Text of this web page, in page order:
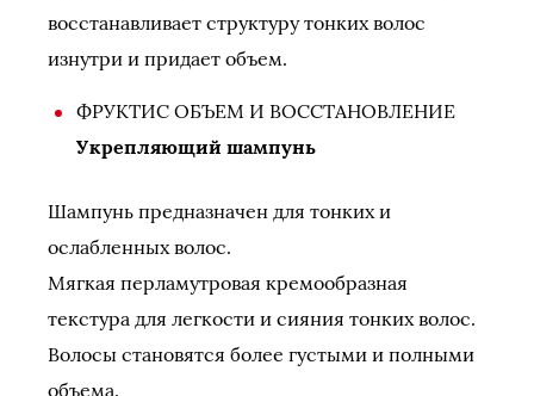
восстанавливает структуру тонких волос
изнутри и придает объем.
ФРУКТИС ОБЪЕМ И ВОССТАНОВЛЕНИЕ
Укрепляющий шампунь
Шампунь предназначен для тонких и
ослабленных волос.
Мягкая перламутровая кремообразная
текстура для легкости и сияния тонких волос.
Волосы становятся более густыми и полными
объема.